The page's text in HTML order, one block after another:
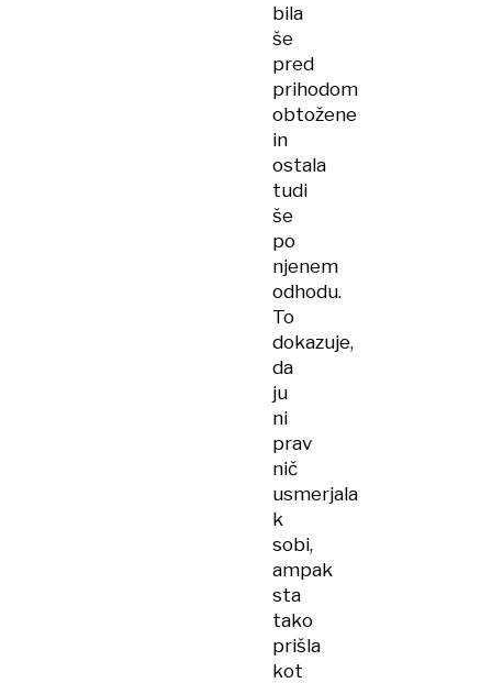
bila
še
pred
prihodom
obtožene
in
ostala
tudi
še
po
njenem
odhodu.
To
dokazuje,
da
ju
ni
prav
nič
usmerjala
k
sobi,
ampak
sta
tako
prišla
kot